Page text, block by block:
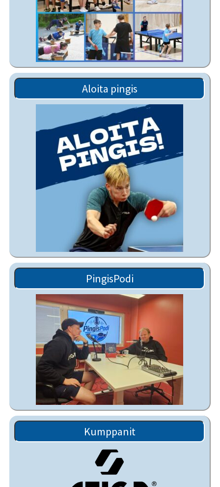
Aloita pingis
PingisPodi
Kumppanit